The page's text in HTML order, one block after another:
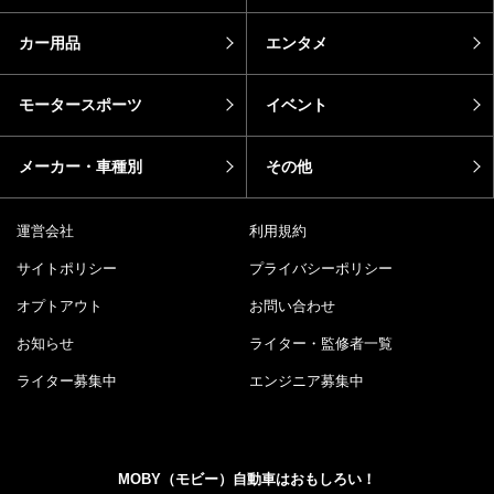
カー用品 エンタメ
モータースポーツ イベント
メーカー・車種別 その他
運営会社 利用規約
サイトポリシー プライバシーポリシー
オプトアウト お問い合わせ
お知らせ ライター・監修者一覧
ライター募集中 エンジニア募集中
MOBY（モビー）自動車はおもしろい！